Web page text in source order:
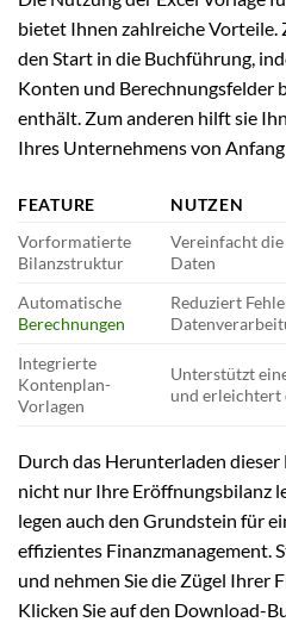
bietet Ihnen zahlreiche Vorteile.
den Start in die Buchführung,
Konten und Berechnungsfelder
enthält. Zum anderen hilft sie
Ihres Unternehmens von
FEATURE
NUTZEN
Vorformatierte
Bilanzstruktur
Vereinfacht
Daten
Automatische
Berechnungen
Reduziert
Integrierte
Kontenplan-
Vorlagen
Unterstützt
und erleichtert
Durch das Herunterladen dieser
nicht nur Ihre Eröffnungsbilanz
legen auch den Grundstein für
effizientes Finanzmanagement.
und nehmen Sie die Zügel Ihrer
Klicken Sie auf den Download-